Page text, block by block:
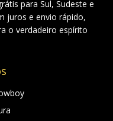
para Sul, Sudeste e
juros e envio rápido,
o verdadeiro espírito